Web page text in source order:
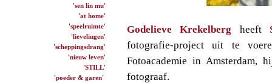
'sen lin mu'
'at home'
'speelruimte'
'lievelingen'
'scheppingsdrang'
'nieuw leven'
'STILL'
'poeder & garen'
Godelieve Krekelberg heeft
fotografie-project uit te
Fotoacademie in Amsterdam,
fotograaf.